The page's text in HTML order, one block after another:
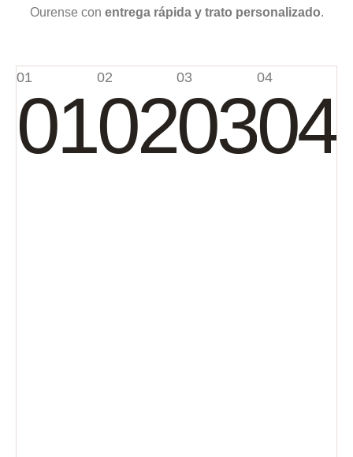
Ourense con entrega rápida y trato personalizado.
01
01
02
02
03
03
04
04